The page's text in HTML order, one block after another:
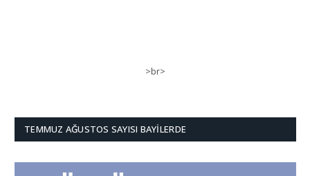
>br>
TEMMUZ AĞUSTOS SAYISI BAYILERDE